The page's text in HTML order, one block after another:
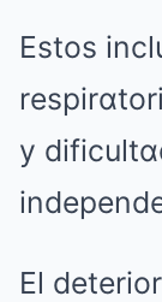
Estos
y
El